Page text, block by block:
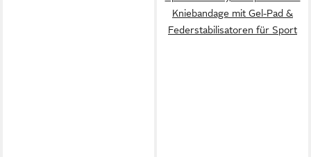
Kniebandage mit Gel-Pad &
Federstabilisatoren für Sport